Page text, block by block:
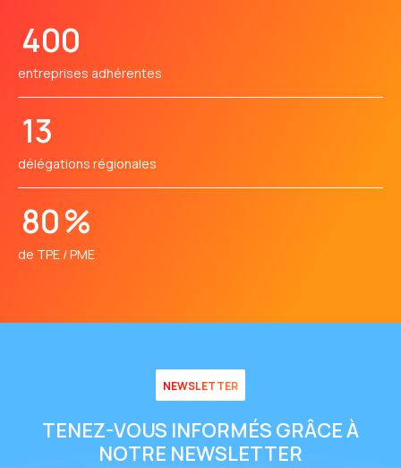
400
entreprises adhérentes
13
délégations régionales
80%
de TPE / PME
NEWSLETTER
TENEZ-VOUS INFORMÉS GRÂCE À
NOTRE NEWSLETTER